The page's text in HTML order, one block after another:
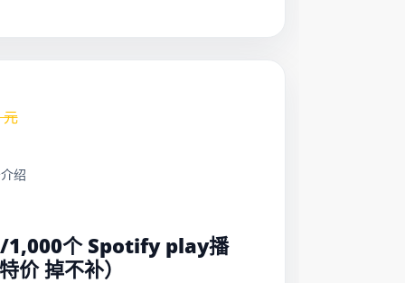
元
绍
1,000个 Spotify play播
价 掉不补）